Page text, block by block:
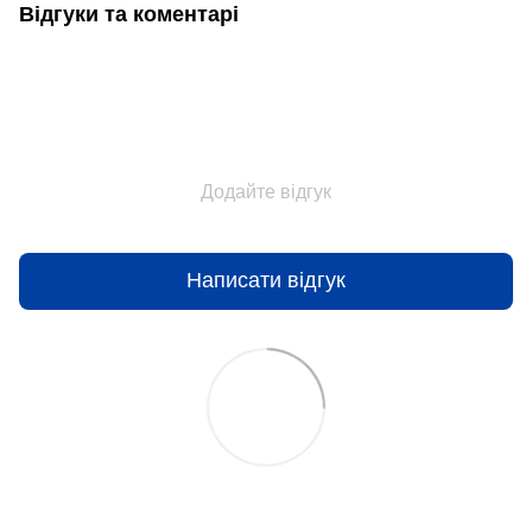
Відгуки та коментарі
Додайте відгук
Написати відгук